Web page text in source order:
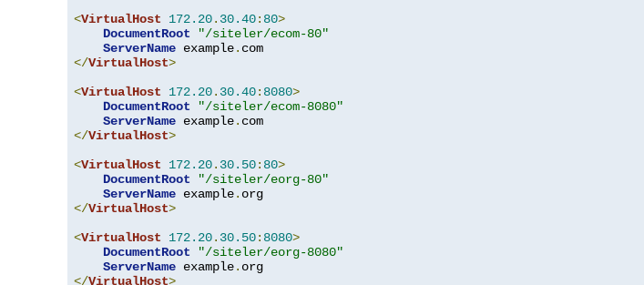
<VirtualHost 172.20. 30.40: 80>
DocumentRoot
"/siteler/ecom-80"
ServerName example.
</VirtualHost>
<VirtualHost 172.20. 30.40: 8080>
DocumentRoot
"/siteler/ecom-8080"
ServerName example.
</VirtualHost>
<VirtualHost 172.20. 30.50: 80>
DocumentRoot
"/siteler/eorg-80"
ServerName example.
</VirtualHost>
<VirtualHost 172.20. 30.50: 8080>
DocumentRoot
"/siteler/eorg-8080"
ServerName example.
</VirtualHost>